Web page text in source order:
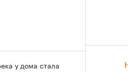
у дома стала